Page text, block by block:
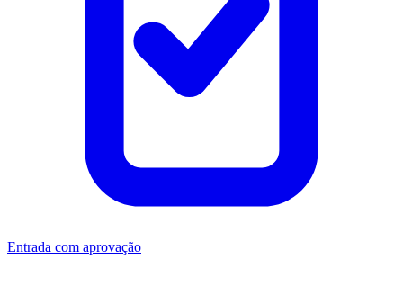
Entrada com aprovação